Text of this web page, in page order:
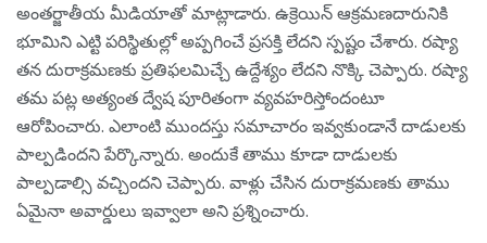
అంత‌ర్జాతీయ మీడియాతో మాట్లాడారు. ఉక్రెయిన్ ఆక్రమణదారునికి
భూమిని ఎట్టి ప‌రిస్థితుల్లో అప్ప‌గించే ప్ర‌స‌క్తి లేద‌ని స్ప‌ష్టం చేశారు. రష్యా
తన దురాక్రమణకు ప్రతిఫలమిచ్చే ఉద్దేశ్యం లేదని నొక్కి చెప్పారు. ర‌ష్యా
త‌మ ప‌ట్ల అత్యంత ద్వేష పూరితంగా వ్య‌వ‌హ‌రిస్తోందంటూ
ఆరోపించారు. ఎలాంటి ముంద‌స్తు స‌మాచారం ఇవ్వ‌కుండానే దాడుల‌కు
పాల్ప‌డింద‌ని పేర్కొన్నారు. అందుకే తాము కూడా దాడులకు
పాల్ప‌డాల్సి వ‌చ్చింద‌ని చెప్పారు. వాళ్లు చేసిన దురాక్ర‌మ‌ణ‌కు తాము
ఏమైనా అవార్డులు ఇవ్వాలా అని ప్ర‌శ్నించారు.